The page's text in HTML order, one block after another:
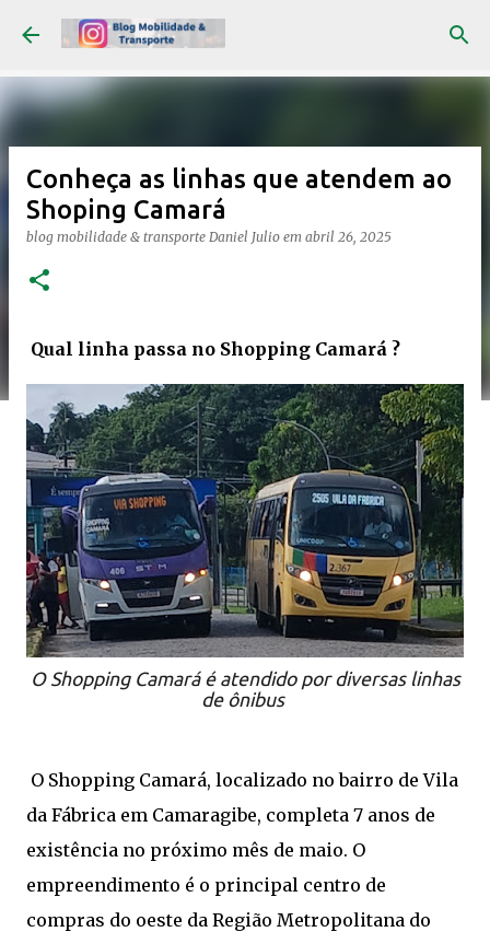
Pular para o conteúdo principal
Conheça as linhas que atendem ao
Shoping Camará
blog mobilidade & transporte Daniel Julio em abril 26, 2025
Qual linha passa no Shopping Camará ?
O Shopping Camará é atendido por diversas linhas
de ônibus
O Shopping Camará, localizado no bairro de Vila
da Fábrica em Camaragibe, completa 7 anos de
existência no próximo mês de maio. O
empreendimento é o principal centro de
compras do oeste da Região Metropolitana do